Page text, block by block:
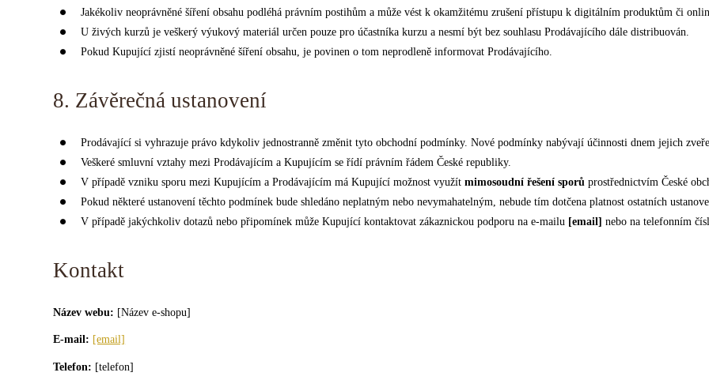
Jakékoliv neoprávněné šíření obsahu podléhá právním postihům a může vést k okamžitému zrušení přístupu k digitálním produktům či
U živých kurzů je veškerý výukový materiál určen pouze pro účastníka kurzu a nesmí být bez souhlasu Prodávajícího dále distribuován.
Pokud Kupující zjistí neoprávněné šíření obsahu, je povinen o tom neprodleně informovat Prodávajícího.
8. Závěrečná ustanovení
Prodávající si vyhrazuje právo kdykoliv jednostranně změnit tyto obchodní podmínky. Nové podmínky nabývají účinnosti dnem jejich
Veškeré smluvní vztahy mezi Prodávajícím a Kupujícím se řídí právním řádem České republiky.
V případě vzniku sporu mezi Kupujícím a Prodávajícím má Kupující možnost využítmimosoudní řešení sporů prostřednictvím České
Pokud některé ustanovení těchto podmínek bude shledáno neplatným nebo nevymahatelným, nebude tím dotčena platnost ostatních
V případě jakýchkoliv dotazů nebo připomínek může Kupující kontaktovat zákaznickou podporu na e-mailu [email] nebo na telefonním
Kontakt
Název webu: [Název e-shopu]
E-mail: [email]
Telefon: [telefon]